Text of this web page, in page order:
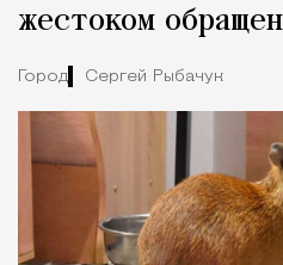
жестоком
Город Сергей Рыбачук